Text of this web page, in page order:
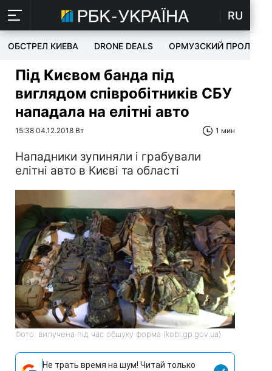
RU
ОБСТРЕЛ КИЕВА DRONE DEALS ОРМУЗСКИЙ ПРОЛИВ
Під Києвом банда під
виглядом співробітників СБУ
нападала на елітні авто
15:38 04.12.2018 Вт 1 мин
Нападники зупиняли і грабували
елітні авто в Києві та області
Фото: вилучена під час обшуку форма (kobl.gp.gov.ua)
Не трать время на шум! Читай только